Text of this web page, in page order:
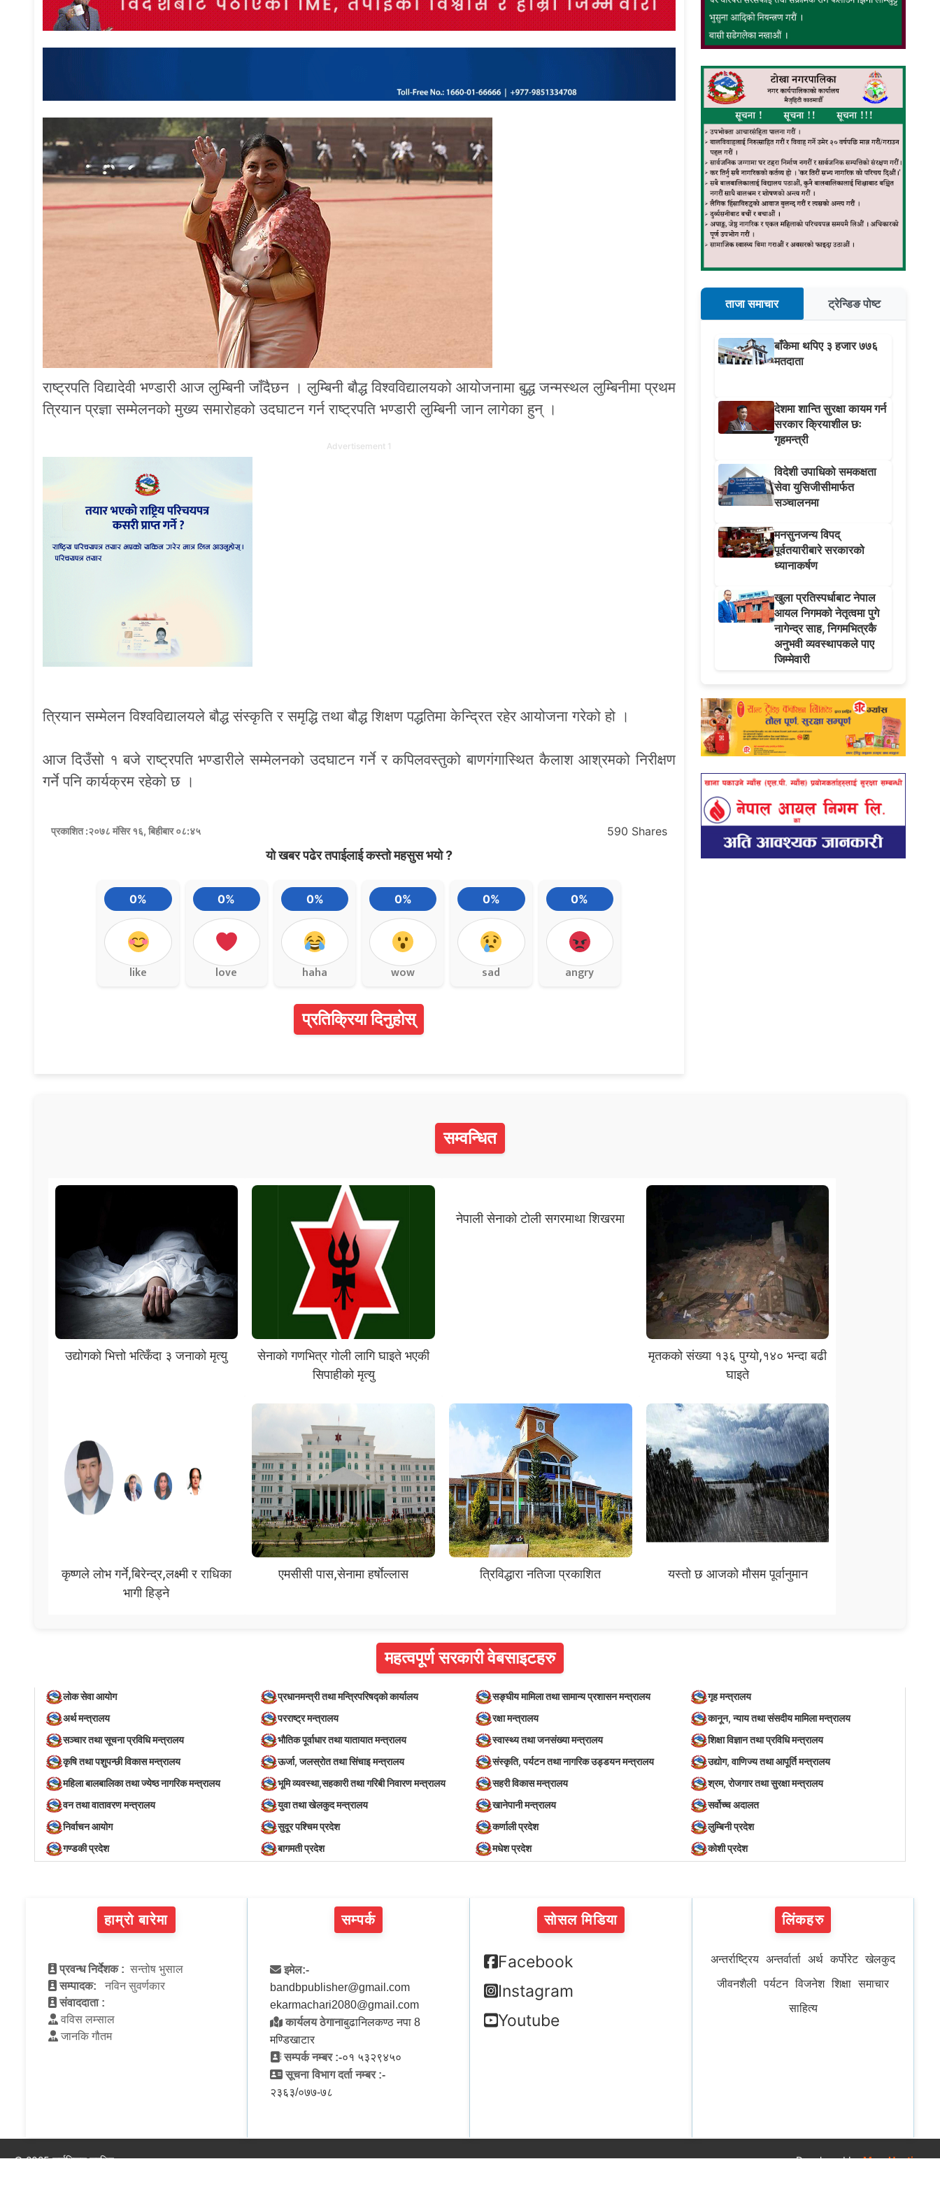
राष्ट्रपति विद्यादेवी भण्डारी आज लुम्बिनी जाँदैछन । लुम्बिनी बौद्ध विश्वविद्यालयको आयोजनामा बुद्ध जन्मस्थल लुम्बिनीमा प्रथम
त्रियान प्रज्ञा सम्मेलनको मुख्य समारोहको उदघाटन गर्न राष्ट्रपति भण्डारी लुम्बिनी जान लागेका हुन् ।
Advertisement 1
त्रियान सम्मेलन विश्वविद्यालयले बौद्ध संस्कृति र समृद्धि तथा बौद्ध शिक्षण पद्धतिमा केन्द्रित रहेर आयोजना गरेको हो ।
आज दिउँसो १ बजे राष्ट्रपति भण्डारीले सम्मेलनको उदघाटन गर्ने र कपिलवस्तुको बाणगंगास्थित कैलाश आश्रमको निरीक्षण
गर्ने पनि कार्यक्रम रहेको छ ।
प्रकाशित :२०७८ मंसिर १६, बिहीबार ०८:४५ 590 Shares
यो खबर पढेर तपाईलाई कस्तो महसुस भयो ?
0%
like
0%
love
0%
haha
0%
wow
0%
sad
0%
angry
प्रतिक्रिया दिनुहोस्
ताजा समाचार ट्रेन्डिङ पोष्ट
बाँकेमा थपिए ३ हजार ७७६
मतदाता
देशमा शान्ति सुरक्षा कायम गर्न
सरकार क्रियाशील छः
गृहमन्त्री
विदेशी उपाधिको समकक्षता
सेवा युसिजीसीमार्फत
सञ्चालनमा
मनसुनजन्य विपद्
पूर्वतयारीबारे सरकारको
ध्यानाकर्षण
खुला प्रतिस्पर्धाबाट नेपाल
आयल निगमको नेतृत्वमा पुगे
नागेन्द्र साह, निगमभित्रकै
अनुभवी व्यवस्थापकले पाए
जिम्मेवारी
सम्वन्धित
उद्योगको भित्तो भत्किँदा ३ जनाको मृत्यु
सेनाको गणभित्र गोली लागि घाइते भएकी
सिपाहीको मृत्यु
नेपाली सेनाको टोली सगरमाथा शिखरमा
मृतकको संख्या १३६ पुग्यो,१४० भन्दा बढी
घाइते
कृष्णले लोभ गर्ने,बिरेन्द्र,लक्ष्मी र राधिका
भागी हिड्ने
एमसीसी पास,सेनामा हर्षाेल्लास त्रिविद्धारा नतिजा प्रकाशित यस्तो छ आजको मौसम पूर्वानुमान
महत्वपूर्ण सरकारी वेबसाइटहरु
लोक सेवा आयोग प्रधानमन्त्री तथा मन्त्रिपरिषद्को कार्यालय सङ्घीय मामिला तथा सामान्य प्रशासन मन्त्रालय
गृह मन्त्रालय
अर्थ मन्त्रालय
परराष्ट्र मन्त्रालय रक्षा मन्त्रालय
कानून, न्याय तथा संसदीय मामिला मन्त्रालय
सञ्‍चार तथा सूचना प्रविधि मन्त्रालय
भौतिक पूर्वाधार तथा यातायात मन्त्रालय स्वास्थ्य तथा जनसंख्या मन्त्रालय
शिक्षा विज्ञान तथा प्रविधि मन्त्रालय
कृषि तथा पशुपन्छी विकास मन्त्रालय
ऊर्जा, जलस्रोत तथा सिंचाइ मन्त्रालय संस्कृति, पर्यटन तथा नागरिक उड्डयन मन्त्रालय
उद्योग, वाणिज्य तथा आपूर्ति मन्त्रालय
महिला बालबालिका तथा ज्येष्ठ नागरिक मन्त्रालय
भूमि व्यवस्था,सहकारी तथा गरिबी निवारण मन्त्रालय सहरी विकास मन्त्रालय
श्रम, रोजगार तथा सुरक्षा मन्त्रालय
वन तथा वातावरण मन्त्रालय
युवा तथा खेलकुद मन्त्रालय खानेपानी मन्त्रालय
सर्वोच्च अदालत
निर्वाचन आयोग
सुदूर पश्चिम प्रदेश कर्णाली प्रदेश
लुम्बिनी प्रदेश
गण्डकी प्रदेश
बागमती प्रदेश मधेश प्रदेश कोशी प्रदेश
हाम्रो बारेमा
प्रवन्ध निर्देशक : सन्तोष भुसाल
सम्पादक:
नविन सुवर्णकार
संवाददाता :
वविस लम्साल
जानकि गौतम
सम्पर्क
इमेल:-
bandbpublisher@gmail.com
ekarmachari2080@gmail.com
कार्यलय ठेगानाबुढानिलकण्ठ नपा 8
मण्डिखाटार
सम्पर्क नम्बर :-०१ ५३२९४५०
सूचना विभाग दर्ता नम्बर :-
२३६३/०७७-७८
सोसल मिडिया
Facebook
Instagram
Youtube
लिंकहरु
अन्तर्राष्ट्रिय अन्तर्वार्ता अर्थ कर्पोरेट खेलकुद
जीवनशैली पर्यटन विजनेश शिक्षा समाचार
साहित्य
© 2025 सर्वाधिकार सुरक्षित Developed byMeroHosting